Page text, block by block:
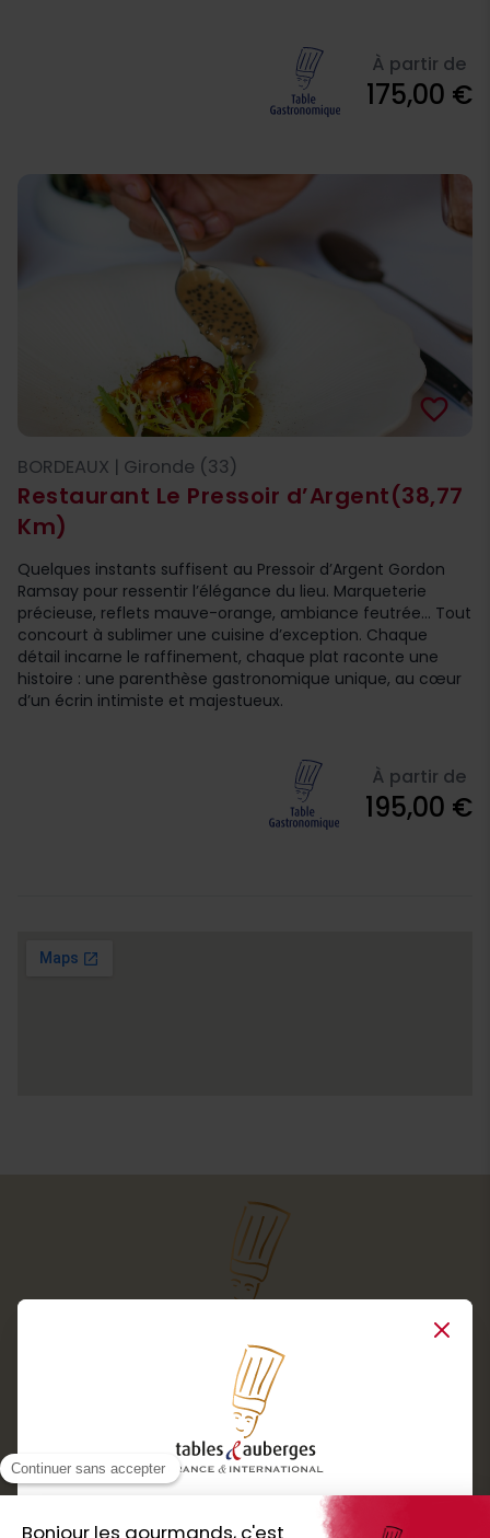
À partir de
175,00 €
Restaurant Le Pressoir d’Argent(38,77
Km)
favorite_border
BORDEAUX | Gironde (33)
Quelques instants suffisent au Pressoir d’Argent Gordon
Ramsay pour ressentir l’élégance du lieu. Marqueterie
précieuse, reflets mauve-orange, ambiance feutrée… Tout
concourt à sublimer une cuisine d’exception. Chaque
détail incarne le raffinement, chaque plat raconte une
histoire : une parenthèse gastronomique unique, au cœur
d’un écrin intimiste et majestueux.
À partir de
195,00 €
Services
Routes gourmandes
Close